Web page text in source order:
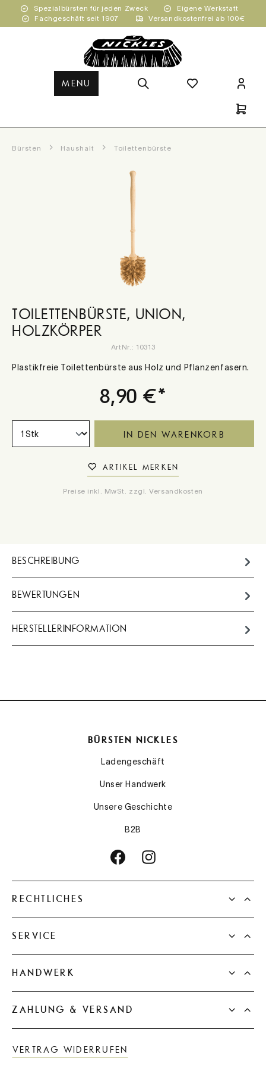
Zum Hauptinhalt springen
Spezialbürsten für jeden Zweck
Eigene Werkstatt
Fachgeschäft seit 1907
Versandkostenfrei ab 100€
MENU
Bürsten Haushalt Toilettenbürste
TOILETTENBÜRSTE, UNION,
HOLZKÖRPER
ArtNr.: 10313
Plastikfreie Toilettenbürste aus Holz und Pflanzenfasern.
8,90 €*
IN DEN WARENKORB
ARTIKEL MERKEN
Preise inkl. MwSt. zzgl. Versandkosten
BESCHREIBUNG
BEWERTUNGEN
HERSTELLERINFORMATION
RECHTLICHES
SERVICE
BÜRSTEN NICKLES
Ladengeschäft
Unser Handwerk
Unsere Geschichte
B2B
HANDWERK
ZAHLUNG & VERSAND
VERTRAG WIDERRUFEN